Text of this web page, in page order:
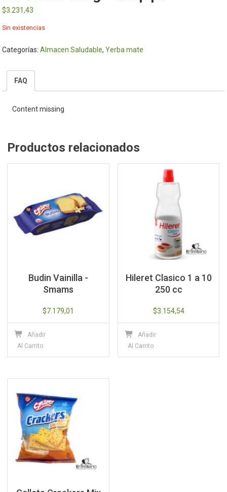
$3.231,43
Sin existencias
Categorías:Almacen Saludable,Yerba mate
FAQ
Content missing
Productos relacionados
Budin Vainilla -
Smams
$7.179,01
Añadir
Al Carrito
Hileret Clasico 1 a 10
250 cc
$3.154,54
Añadir
Al Carrito